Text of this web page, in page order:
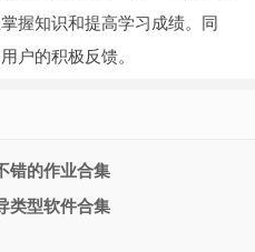
握知识和提高学习成绩。同
户的积极反馈。
错的作业合集
类型软件合集